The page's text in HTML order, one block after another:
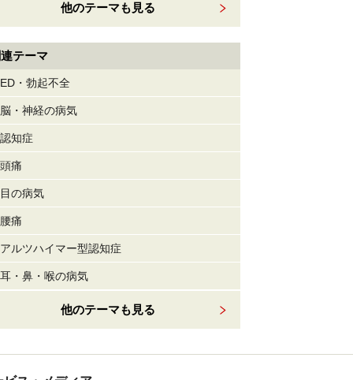
他のテーマも見る
テーマ
ED・勃起不全
脳・神経の病気
認知症
頭痛
目の病気
腰痛
アルツハイマー型認知症
耳・鼻・喉の病気
他のテーマも見る